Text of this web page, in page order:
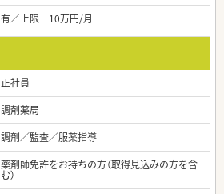
有／上限 10万円/月
正社員
調剤薬局
調剤／監査／服薬指導
薬剤師免許をお持ちの方（取得見込みの方を含
む）